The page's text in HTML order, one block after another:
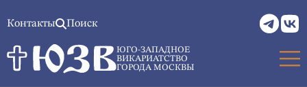
Контакты Поиск
ЮГО-ЗАПАДНОЕ
ВИКАРИАТСТВО
ГОРОДА МОСКВЫ